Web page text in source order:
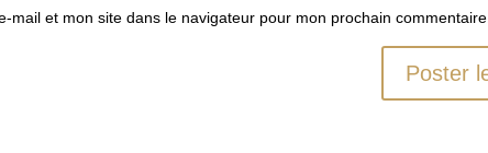
mail et mon site dans le navigateur pour mon prochain commentaire.